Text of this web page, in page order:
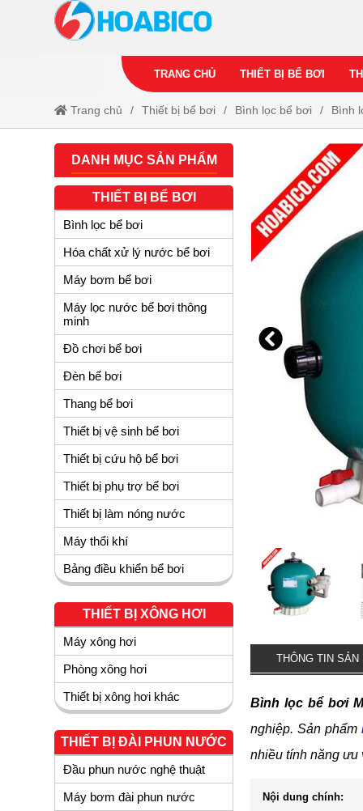
TRANG CHỦ THIẾT BỊ BỂ BƠI
Trang chủ Thiết bị bể bơi Bình lọc bể bơi Bình
THÔNG TIN SẢN
Bình lọc bể bơi
nghiệp. Sản phẩm
nhiều tính năng ưu
Nội dung chính:
DANH MỤC SẢN PHẨM
THIẾT BỊ BỂ BƠI
Bình lọc bể bơi
Hóa chất xử lý nước bể bơi
Máy bơm bể bơi
Máy lọc nước bể bơi thông
minh
Đồ chơi bể bơi
Đèn bể bơi
Thang bể bơi
Thiết bị vệ sinh bể bơi
Thiết bị cứu hộ bể bơi
Thiết bị phụ trợ bể bơi
Thiết bị làm nóng nước
Máy thổi khí
Bảng điều khiển bể bơi
THIẾT BỊ XÔNG HƠI
Máy xông hơi
Phòng xông hơi
Thiết bị xông hơi khác
THIẾT BỊ ĐÀI PHUN NƯỚC
Đầu phun nước nghệ thuật
Máy bơm đài phun nước